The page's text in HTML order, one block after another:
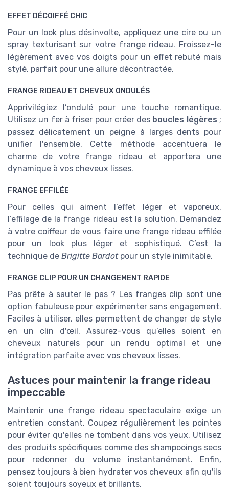
EFFET DÉCOIFFÉ CHIC
Pour un look plus désinvolte, appliquez une cire ou un
spray texturisant sur votre frange rideau. Froissez-le
légèrement avec vos doigts pour un effet rebuté mais
stylé, parfait pour une allure décontractée.
FRANGE RIDEAU ET CHEVEUX ONDULÉS
Apprivilégiez l’ondulé pour une touche romantique.
Utilisez un fer à friser pour créer des boucles légères ;
passez délicatement un peigne à larges dents pour
unifier l'ensemble. Cette méthode accentuera le
charme de votre frange rideau et apportera une
dynamique à vos cheveux lisses.
FRANGE EFFILÉE
Pour celles qui aiment l’effet léger et vaporeux,
l’effilage de la frange rideau est la solution. Demandez
à votre coiffeur de vous faire une frange rideau effilée
pour un look plus léger et sophistiqué. C’est la
technique de Brigitte Bardotpour un style inimitable.
FRANGE CLIP POUR UN CHANGEMENT RAPIDE
Pas prête à sauter le pas ? Les franges clip sont une
option fabuleuse pour expérimenter sans engagement.
Faciles à utiliser, elles permettent de changer de style
en un clin d'œil. Assurez-vous qu’elles soient en
cheveux naturels pour un rendu optimal et une
intégration parfaite avec vos cheveux lisses.
Astuces pour maintenir la frange rideau
impeccable
Maintenir une frange rideau spectaculaire exige un
entretien constant. Coupez régulièrement les pointes
pour éviter qu'elles ne tombent dans vos yeux. Utilisez
des produits spécifiques comme des shampooings secs
pour redonner du volume instantanément. Enfin,
pensez toujours à bien hydrater vos cheveux afin qu'ils
soient toujours soyeux et brillants.